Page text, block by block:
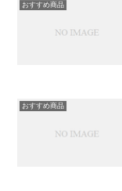
おすすめ商品
おすすめ商品